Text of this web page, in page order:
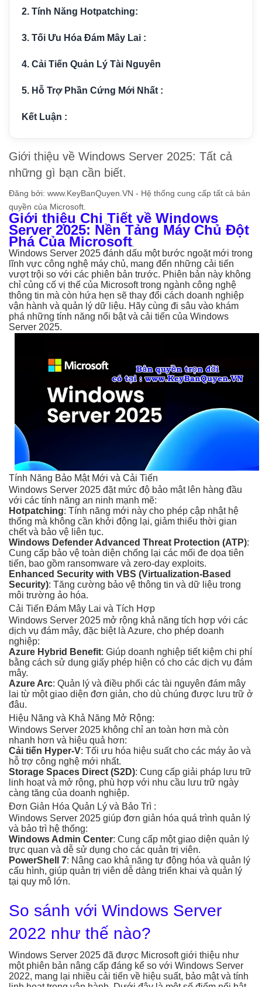
2. Tính Năng Hotpatching:
3. Tối Ưu Hóa Đám Mây Lai :
4. Cải Tiến Quản Lý Tài Nguyên
5. Hỗ Trợ Phần Cứng Mới Nhất :
Kết Luận :
Giới thiệu về Windows Server 2025: Tất cả
những gì bạn cần biết.
Đăng bởi: www.KeyBanQuyen.VN - Hệ thống cung cấp tất cả bản
quyền của Microsoft.
Giới thiệu Chi Tiết về Windows
Server 2025: Nền Tảng Máy Chủ Đột
Phá Của Microsoft
Windows Server 2025 đánh dấu một bước ngoặt mới trong
lĩnh vực công nghệ máy chủ, mang đến những cải tiến
vượt trội so với các phiên bản trước. Phiên bản này không
chỉ củng cố vị thế của Microsoft trong ngành công nghệ
thông tin mà còn hứa hẹn sẽ thay đổi cách doanh nghiệp
vận hành và quản lý dữ liệu. Hãy cùng đi sâu vào khám
phá những tính năng nổi bật và cải tiến của Windows
Server 2025.
Tính Năng Bảo Mật Mới và Cải Tiến
Windows Server 2025 đặt mức độ bảo mật lên hàng đầu
với các tính năng an ninh mạnh mẽ:
Hotpatching: Tính năng mới này cho phép cập nhật hệ
thống mà không cần khởi động lại, giảm thiểu thời gian
chết và bảo vệ liên tục.
Windows Defender Advanced Threat Protection (ATP):
Cung cấp bảo vệ toàn diện chống lại các mối đe dọa tiên
tiến, bao gồm ransomware và zero-day exploits.
Enhanced Security with VBS (Virtualization-Based
Security): Tăng cường bảo vệ thông tin và dữ liệu trong
môi trường ảo hóa.
Cải Tiến Đám Mây Lai và Tích Hợp
Windows Server 2025 mở rộng khả năng tích hợp với các
dịch vụ đám mây, đặc biệt là Azure, cho phép doanh
nghiệp:
Azure Hybrid Benefit: Giúp doanh nghiệp tiết kiệm chi phí
bằng cách sử dụng giấy phép hiện có cho các dịch vụ đám
mây.
Azure Arc: Quản lý và điều phối các tài nguyên đám mây
lai từ một giao diện đơn giản, cho dù chúng được lưu trữ ở
đâu.
Hiệu Năng và Khả Năng Mở Rộng:
Windows Server 2025 không chỉ an toàn hơn mà còn
nhanh hơn và hiệu quả hơn:
Cải tiến Hyper-V: Tối ưu hóa hiệu suất cho các máy ảo và
hỗ trợ công nghệ mới nhất.
Storage Spaces Direct (S2D): Cung cấp giải pháp lưu trữ
linh hoạt và mở rộng, phù hợp với nhu cầu lưu trữ ngày
càng tăng của doanh nghiệp.
Đơn Giản Hóa Quản Lý và Bảo Trì :
Windows Server 2025 giúp đơn giản hóa quá trình quản lý
và bảo trì hệ thống:
Windows Admin Center: Cung cấp một giao diện quản lý
trực quan và dễ sử dụng cho các quản trị viên.
PowerShell 7: Nâng cao khả năng tự động hóa và quản lý
cấu hình, giúp quản trị viên dễ dàng triển khai và quản lý
tại quy mô lớn.
So sánh với Windows Server
2022 như thế nào?
Windows Server 2025 đã được Microsoft giới thiệu như
một phiên bản nâng cấp đáng kể so với Windows Server
2022, mang lại nhiều cải tiến về hiệu suất, bảo mật và tính